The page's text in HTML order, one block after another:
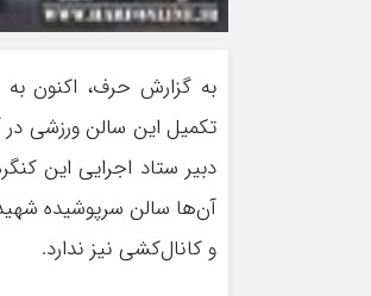
به گزارش حرف، اکنون
تکمیل این سالن ورزشی در
دبیر ستاد اجرایی این
آن‌ها سالن سرپوشیده
و کانال‌کشی نیز ندارد.